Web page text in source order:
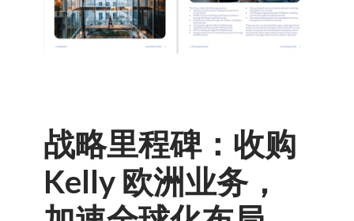
战略里程碑：收购
Kelly 欧洲业务，